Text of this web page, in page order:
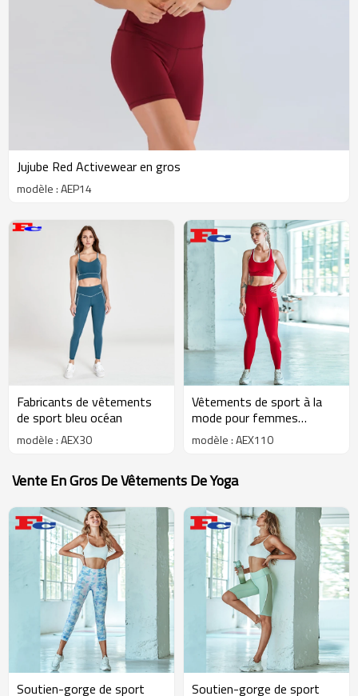
Jujube Red Activewear en gros
modèle : AEP14
Fabricants de vêtements
de sport bleu océan
modèle : AEX30
Vêtements de sport à la
mode pour femmes
personnalisées OEM
modèle : AEX110
Vente En Gros De Vêtements De Yoga
Soutien-gorge de sport
Soutien-gorge de sport